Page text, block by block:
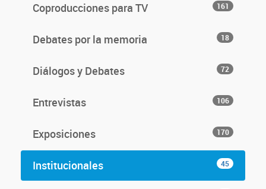
Coproducciones para TV 161
Debates por la memoria 18
Diálogos y Debates 72
Entrevistas 106
Exposiciones 170
Institucionales 45